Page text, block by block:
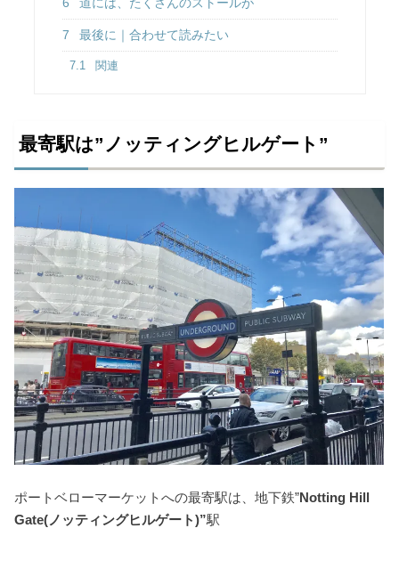
6 道には、たくさんのストールが
7 最後に｜合わせて読みたい
7.1 関連
最寄駅は”ノッティングヒルゲート”
ポートベローマーケットへの最寄駅は、地下鉄”Notting Hill
Gate(ノッティングヒルゲート)”駅